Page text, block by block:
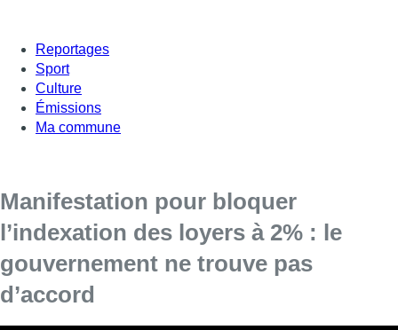
Reportages
Sport
Culture
Émissions
Ma commune
Manifestation pour bloquer
l’indexation des loyers à 2% : le
gouvernement ne trouve pas
d’accord